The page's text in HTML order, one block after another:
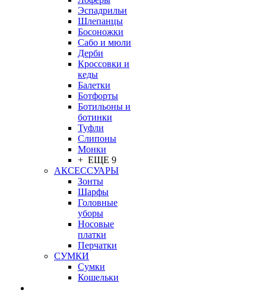
Эспадрильи
Шлепанцы
Босоножки
Сабо и мюли
Дерби
Кроссовки и
кеды
Балетки
Ботфорты
Ботильоны и
ботинки
Туфли
Слипоны
Монки
+ ЕЩЕ 9
АКСЕССУАРЫ
Зонты
Шарфы
Головные
уборы
Носовые
платки
Перчатки
СУМКИ
Сумки
Кошельки